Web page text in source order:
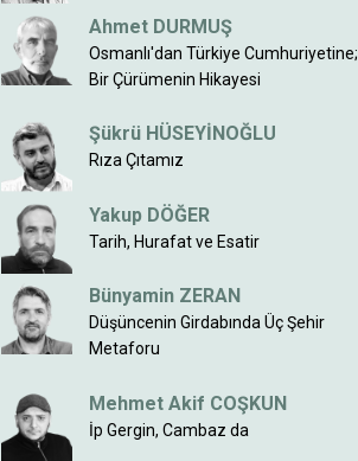
Ahmet DURMUŞ
Osmanlı'dan Türkiye Cumhuriyetine;
Bir Çürümenin Hikayesi
Şükrü HÜSEYİNOĞLU
Rıza Çıtamız
Yakup DÖĞER
Tarih, Hurafat ve Esatir
Bünyamin ZERAN
Düşüncenin Girdabında Üç Şehir
Metaforu
Mehmet Akif COŞKUN
İp Gergin, Cambaz da